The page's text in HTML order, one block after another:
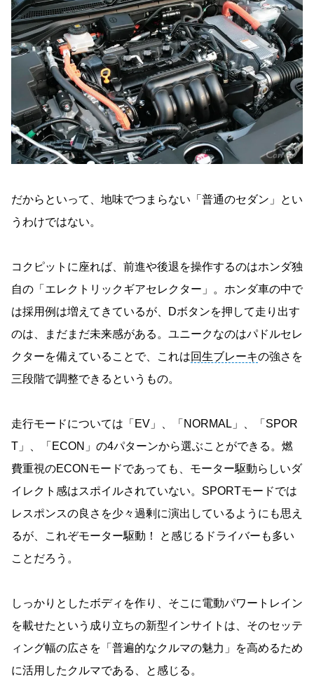
だからといって、地味でつまらない「普通のセダン」とい
うわけではない。
コクピットに座れば、前進や後退を操作するのはホンダ独
自の「エレクトリックギアセレクター」。ホンダ車の中で
は採用例は増えてきているが、Dボタンを押して走り出す
のは、まだまだ未来感がある。ユニークなのはパドルセレ
クターを備えていることで、これは回生ブレーキの強さを
三段階で調整できるというもの。
走行モードについては「EV」、「NORMAL」、「SPOR
T」、「ECON」の4パターンから選ぶことができる。燃
費重視のECONモードであっても、モーター駆動らしいダ
イレクト感はスポイルされていない。SPORTモードでは
レスポンスの良さを少々過剰に演出しているようにも思え
るが、これぞモーター駆動！ と感じるドライバーも多い
ことだろう。
しっかりとしたボディを作り、そこに電動パワートレイン
を載せたという成り立ちの新型インサイトは、そのセッテ
ィング幅の広さを「普遍的なクルマの魅力」を高めるため
に活用したクルマである、と感じる。